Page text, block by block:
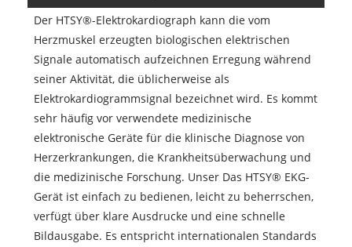
Der HTSY®-Elektrokardiograph kann die vom
Herzmuskel erzeugten biologischen elektrischen
Signale automatisch aufzeichnen Erregung während
seiner Aktivität, die üblicherweise als
Elektrokardiogrammsignal bezeichnet wird. Es kommt
sehr häufig vor verwendete medizinische
elektronische Geräte für die klinische Diagnose von
Herzerkrankungen, die Krankheitsüberwachung und
die medizinische Forschung. Unser Das HTSY® EKG-
Gerät ist einfach zu bedienen, leicht zu beherrschen,
verfügt über klare Ausdrucke und eine schnelle
Bildausgabe. Es entspricht internationalen Standards